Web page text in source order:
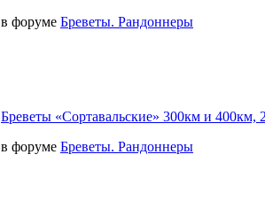
в форуме Бреветы. Рандоннеры
Бреветы «Сортавальские» 300км и 400км,
в форуме Бреветы. Рандоннеры